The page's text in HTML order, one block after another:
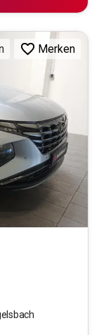
Merken